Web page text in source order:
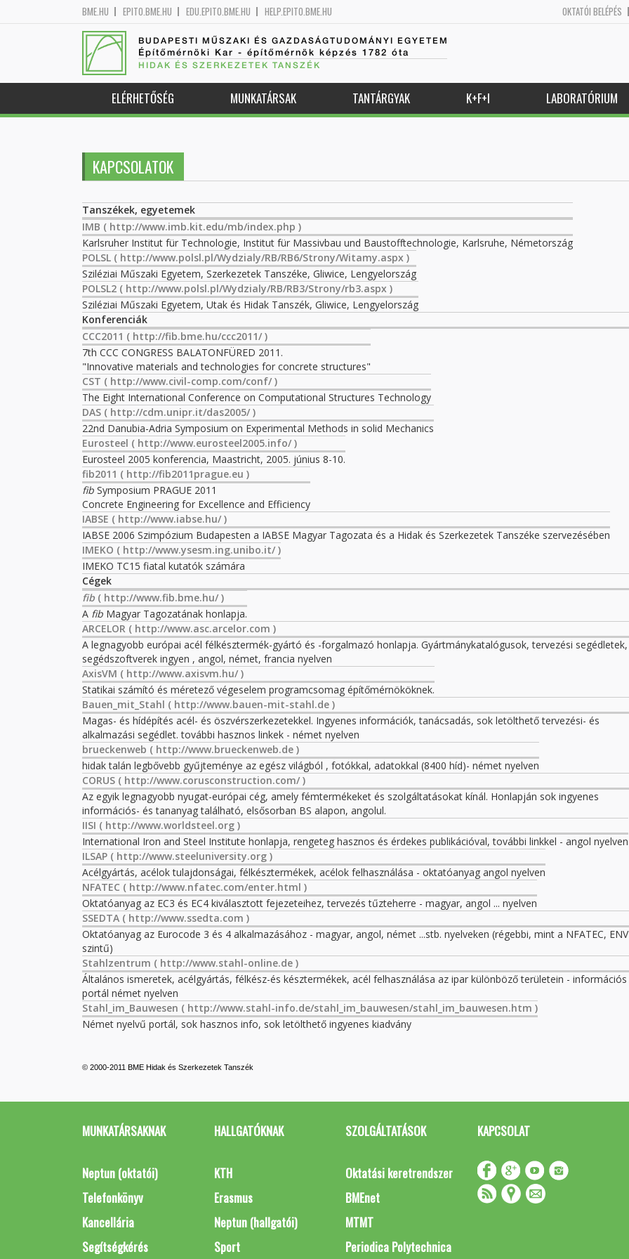
BME.HU EPITO.BME.HU EDU.EPITO.BME.HU HELP.EPITO.BME.HU OKTATÓI BELÉPÉS
BUDAPESTI MŰSZAKI ÉS GAZDASÁGTUDOMÁNYI EGYETEM
Építőmérnöki Kar - építőmérnök képzés 1782 óta
HIDAK ÉS SZERKEZETEK TANSZÉK
ELÉRHETŐSÉG MUNKATÁRSAK TANTÁRGYAK K+F+I LABORATÓRIUM
KAPCSOLATOK
Tanszékek, egyetemek
IMB ( http://www.imb.kit.edu/mb/index.php )
Karlsruher Institut für Technologie, Institut für Massivbau und Baustofftechnologie, Karlsruhe, Németország
POLSL ( http://www.polsl.pl/Wydzialy/RB/RB6/Strony/Witamy.aspx )
Sziléziai Műszaki Egyetem, Szerkezetek Tanszéke, Gliwice, Lengyelország
POLSL2 ( http://www.polsl.pl/Wydzialy/RB/RB3/Strony/rb3.aspx )
Sziléziai Műszaki Egyetem, Utak és Hidak Tanszék, Gliwice, Lengyelország
Konferenciák
CCC2011 ( http://fib.bme.hu/ccc2011/ )
7th CCC CONGRESS BALATONFÜRED 2011.
"Innovative materials and technologies for concrete structures"
CST ( http://www.civil-comp.com/conf/ )
The Eight International Conference on Computational Structures Technology
DAS ( http://cdm.unipr.it/das2005/ )
22nd Danubia-Adria Symposium on Experimental Methods in solid Mechanics
Eurosteel ( http://www.eurosteel2005.info/ )
Eurosteel 2005 konferencia, Maastricht, 2005. június 8-10.
fib2011 ( http://fib2011prague.eu )
fib Symposium PRAGUE 2011
Concrete Engineering for Excellence and Efficiency
IABSE ( http://www.iabse.hu/ )
IABSE 2006 Szimpózium Budapesten a IABSE Magyar Tagozata és a Hidak és Szerkezetek Tanszéke szervezésében
IMEKO ( http://www.ysesm.ing.unibo.it/ )
IMEKO TC15 fiatal kutatók számára
Cégek
fib ( http://www.fib.bme.hu/ )
A fib Magyar Tagozatának honlapja.
ARCELOR ( http://www.asc.arcelor.com )
A legnagyobb európai acél félkésztermék-gyártó és -forgalmazó honlapja. Gyártmánykatalógusok, tervezési
segédszoftverek ingyen , angol, német, francia nyelven
AxisVM ( http://www.axisvm.hu/ )
Statikai számító és méretező végeselem programcsomag építőmérnököknek.
Bauen_mit_Stahl ( http://www.bauen-mit-stahl.de )
Magas- és hídépítés acél- és öszvérszerkezetekkel. Ingyenes információk, tanácsadás, sok letölthető tervezési- és
alkalmazási segédlet. további hasznos linkek - német nyelven
brueckenweb ( http://www.brueckenweb.de )
hidak talán legbővebb gyűjteménye az egész világból , fotókkal, adatokkal (8400 híd)- német nyelven
CORUS ( http://www.corusconstruction.com/ )
Az egyik legnagyobb nyugat-európai cég, amely fémtermékeket és szolgáltatásokat kínál. Honlapján sok ingyenes
információs- és tananyag található, elsősorban BS alapon, angolul.
IISI ( http://www.worldsteel.org )
International Iron and Steel Institute honlapja, rengeteg hasznos és érdekes publikációval, további linkkel - angol nyelven
ILSAP ( http://www.steeluniversity.org )
Acélgyártás, acélok tulajdonságai, félkésztermékek, acélok felhasználása - oktatóanyag angol nyelven
NFATEC ( http://www.nfatec.com/enter.html )
Oktatóanyag az EC3 és EC4 kiválasztott fejezeteihez, tervezés tűzteherre - magyar, angol ... nyelven
SSEDTA ( http://www.ssedta.com )
Oktatóanyag az Eurocode 3 és 4 alkalmazásához - magyar, angol, német ...stb. nyelveken (régebbi, mint a NFATEC, ENV
szintű)
Stahlzentrum ( http://www.stahl-online.de )
Általános ismeretek, acélgyártás, félkész-és késztermékek, acél felhasználása az ipar különböző területein - információs
portál német nyelven
Stahl_im_Bauwesen ( http://www.stahl-info.de/stahl_im_bauwesen/stahl_im_bauwesen.htm )
Német nyelvű portál, sok hasznos info, sok letölthető ingyenes kiadvány
© 2000-2011 BME Hidak és Szerkezetek Tanszék
MUNKATÁRSAKNAK
Neptun (oktatói)
Telefonkönyv
Kancellária
Segítségkérés
HALLGATÓKNAK
KTH
Erasmus
Neptun (hallgatói)
Sport
SZOLGÁLTATÁSOK
Oktatási keretrendszer
BMEnet
MTMT
Periodica Polytechnica
KAPCSOLAT